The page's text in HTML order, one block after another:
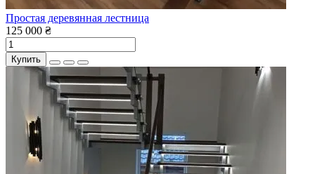
Простая деревянная лестница
125 000 ₴
Купить